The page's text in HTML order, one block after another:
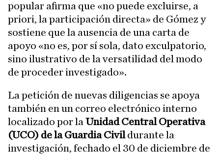
popular afirma que «no puede excluirse, a
priori, la participación directa» de Gómez y
sostiene que la ausencia de una carta de
apoyo «no es, por sí sola, dato exculpatorio,
sino ilustrativo de la versatilidad del modo
de proceder investigado».
La petición de nuevas diligencias se apoya
también en un correo electrónico interno
localizado por la Unidad Central Operativa
(UCO) de la Guardia Civildurante la
investigación, fechado el 30 de diciembre de